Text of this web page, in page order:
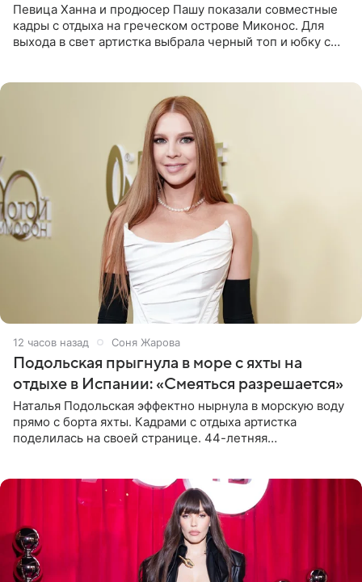
Певица Ханна и продюсер Пашу показали совместные
кадры с отдыха на греческом острове Миконос. Для
выхода в свет артистка выбрала черный топ и юбку с
12 часов назад Соня Жарова
Подольская прыгнула в море с яхты на
отдыхе в Испании: «Смеяться разрешается»
Наталья Подольская эффектно нырнула в морскую воду
прямо с борта яхты. Кадрами с отдыха артистка
поделилась на своей странице. 44-летняя